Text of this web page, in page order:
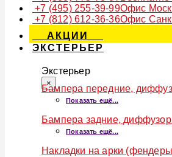
+7 (495) 255-39-99Офис
+7 (812) 612-36-36Офис
АКЦИИ
ЭКСТЕРЬЕР
Экстерьер
×
Бампера передние,
Показать ещё...
Бампера задние,
Показать ещё...
Накладки на арки